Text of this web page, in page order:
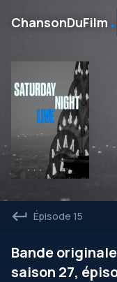
ChansonDuFilm ․
Épisode 15
Bande
saison 27,